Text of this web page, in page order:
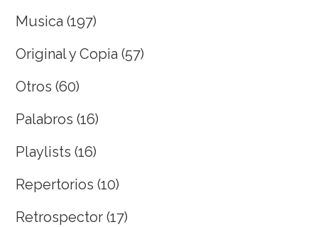
Musica (197)
Original y Copia (57)
Otros (60)
Palabros (16)
Playlists (16)
Repertorios (10)
Retrospector (17)